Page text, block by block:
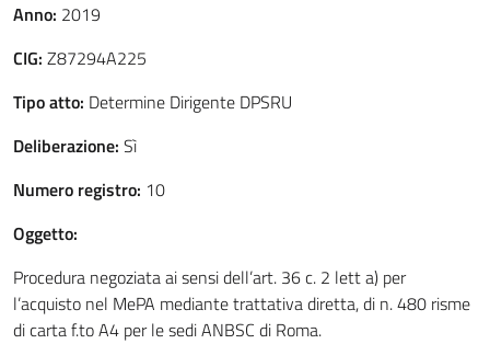
Anno: 2019
CIG: Z87294A225
Tipo atto: Determine Dirigente DPSRU
Deliberazione: Sì
Numero registro: 10
Oggetto:
Procedura negoziata ai sensi dell’art. 36 c. 2 lett a) per
l’acquisto nel MePA mediante trattativa diretta, di n. 480 risme
di carta f.to A4 per le sedi ANBSC di Roma.